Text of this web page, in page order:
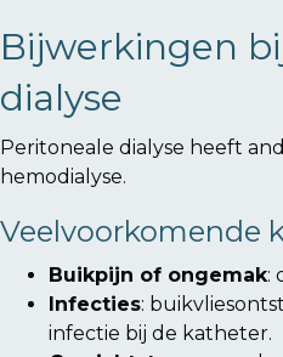
Bijwerkingen
dialyse
Peritoneale dialyse heeft
hemodialyse.
Veelvoorkomende
Buikpijn of ongemak:
Infecties:
infectie bij de katheter.